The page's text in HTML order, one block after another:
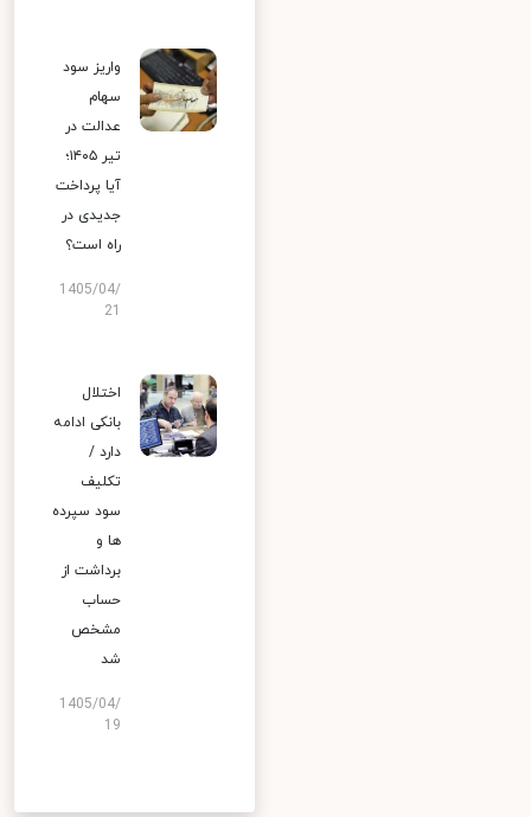
واریز سود
سهام
عدالت در
تیر ۱۴۰۵؛
آیا پرداخت
جدیدی در
راه است؟
1405/04/
اختلال
بانکی ادامه
دارد /
تکلیف
سود سپرده
ها و
برداشت از
حساب
مشخص
شد
1405/04/
19